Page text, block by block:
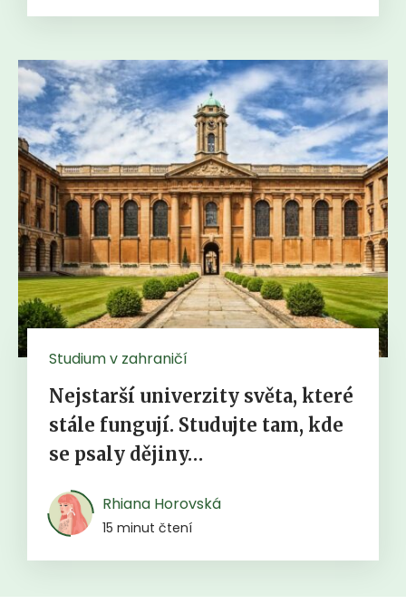
Studium v zahraničí
Nejstarší univerzity světa, které
stále fungují. Studujte tam, kde
se psaly dějiny…
Rhiana Horovská
15 minut čtení